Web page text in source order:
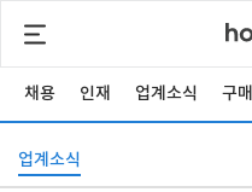
채용 인재 업계소식 구
업계소식